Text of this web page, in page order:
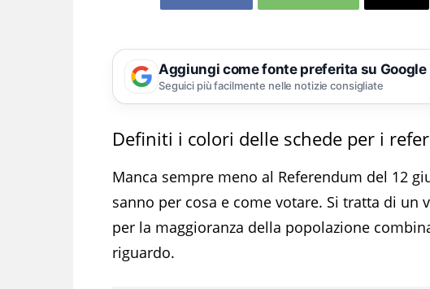
Aggiungi come fonte preferita su Google
Seguici più facilmente nelle notizie consigliate
Definiti i colori delle schede per i
Manca sempre meno al Referendum del 12
sanno per cosa e come votare. Si tratta di un
per la maggioranza della popolazione
riguardo.